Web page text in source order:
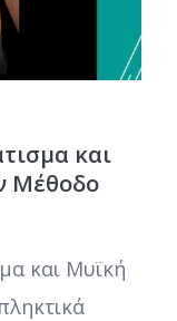
και
Μέθοδο
και Μυϊκή